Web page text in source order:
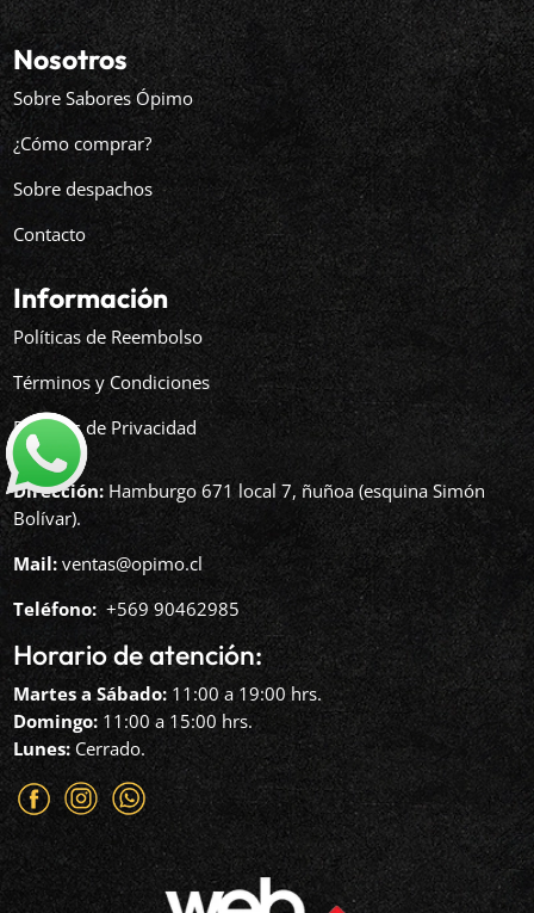
Nosotros
Sobre Sabores Ópimo
¿Cómo comprar?
Sobre despachos
Contacto
Información
Políticas de Reembolso
Términos y Condiciones
Políticas de Privacidad
Dirección: Hamburgo 671 local 7, ñuñoa (esquina Simón
Bolívar).
Mail: ventas@opimo.cl
Teléfono: ‪+569 90462985‬
Horario de atención:
Martes a Sábado: 11:00 a 19:00 hrs.
Domingo: 11:00 a 15:00 hrs.
Lunes: Cerrado.